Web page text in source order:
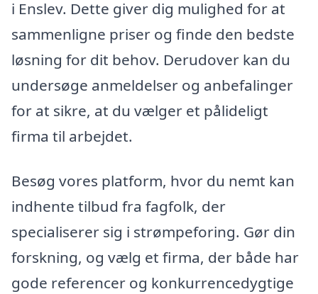
i Enslev. Dette giver dig mulighed for at
sammenligne priser og finde den bedste
løsning for dit behov. Derudover kan du
undersøge anmeldelser og anbefalinger
for at sikre, at du vælger et pålideligt
firma til arbejdet.
Besøg vores platform, hvor du nemt kan
indhente tilbud fra fagfolk, der
specialiserer sig i strømpeforing. Gør din
forskning, og vælg et firma, der både har
gode referencer og konkurrencedygtige